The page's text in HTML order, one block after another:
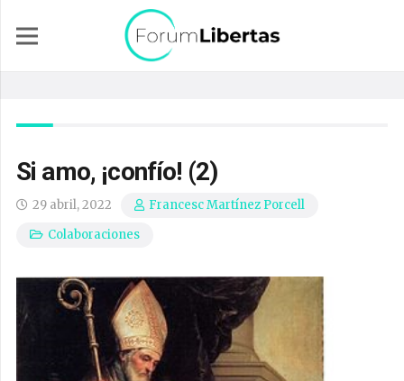
Si amo, ¡confío! (2)
29 abril, 2022
Francesc Martínez Porcell
Colaboraciones